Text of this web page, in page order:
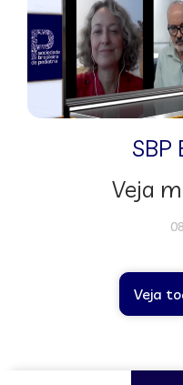
SBP
Veja
Veja